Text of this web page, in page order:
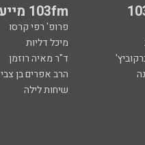
103fm מייעצים
פרופ' רפי קרסו
מיכל דליות
ד"ר מאיה רוזמן
הרב אפרים בן צבי
שיחות לילה